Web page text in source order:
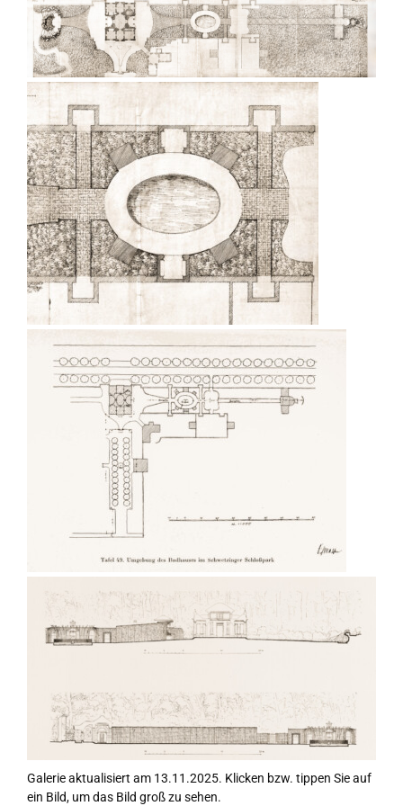
Galerie aktualisiert am 13.11.2025. Klicken bzw. tippen Sie auf
ein Bild, um das Bild groß zu sehen.